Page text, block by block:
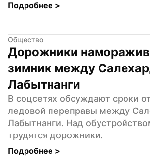
Подробнее >
Общество
Дорожники
зимник между
Лабытнанги
В соцсетях обсуждают сроки
ледовой переправы между
Лабытнанги. Над
трудятся дорожники.
Подробнее >